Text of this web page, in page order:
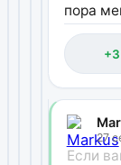
пора
+3
27
Если